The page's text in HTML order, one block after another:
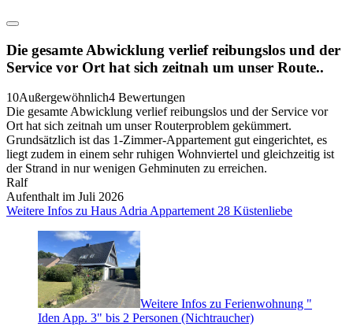
Die gesamte Abwicklung verlief reibungslos und der
Service vor Ort hat sich zeitnah um unser Route..
10Außergewöhnlich4 Bewertungen
Die gesamte Abwicklung verlief reibungslos und der Service vor
Ort hat sich zeitnah um unser Routerproblem gekümmert.
Grundsätzlich ist das 1-Zimmer-Appartement gut eingerichtet, es
liegt zudem in einem sehr ruhigen Wohnviertel und gleichzeitig ist
der Strand in nur wenigen Gehminuten zu erreichen.
Ralf
Aufenthalt im Juli 2026
Weitere Infos zu Haus Adria Appartement 28 Küstenliebe
Weitere Infos zu Ferienwohnung "
Iden App. 3" bis 2 Personen (Nichtraucher)